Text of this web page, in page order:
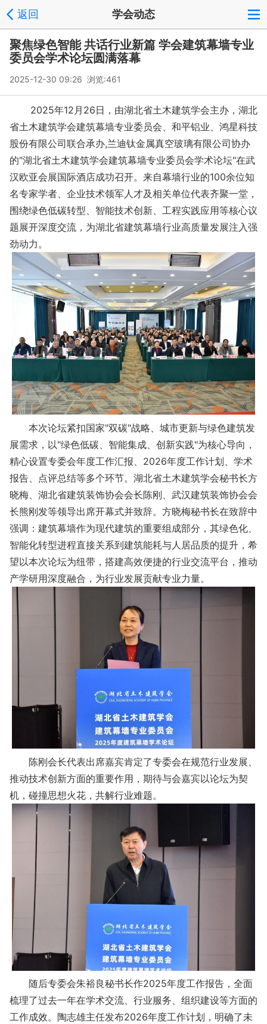
返回 学会动态
聚焦绿色智能 共话行业新篇 学会建筑幕墙专业
委员会学术论坛圆满落幕
2025-12-30 09:26 浏览:461
2025年12月26日，由湖北省土木建筑学会主办，湖北
省土木建筑学会建筑幕墙专业委员会、和平铝业、鸿星科技
股份有限公司联合承办,兰迪钛金属真空玻璃有限公司协办
的"湖北省土木建筑学会建筑幕墙专业委员会学术论坛"在武
汉欧亚会展国际酒店成功召开。来自幕墙行业的100余位知
名专家学者、企业技术领军人才及相关单位代表齐聚一堂，
围绕绿色低碳转型、智能技术创新、工程实践应用等核心议
题展开深度交流，为湖北省建筑幕墙行业高质量发展注入强
劲动力。
本次论坛紧扣国家"双碳"战略、城市更新与绿色建筑发
展需求，以"绿色低碳、智能集成、创新实践"为核心导向，
精心设置专委会年度工作汇报、2026年度工作计划、学术
报告、点评总结等多个环节。湖北省土木建筑学会秘书长方
晓梅、湖北省建筑装饰协会会长陈刚、武汉建筑装饰协会会
长熊刚发等领导出席开幕式并致辞。方晓梅秘书长在致辞中
强调：建筑幕墙作为现代建筑的重要组成部分，其绿色化、
智能化转型进程直接关系到建筑能耗与人居品质的提升，希
望以本次论坛为纽带，搭建高效便捷的行业交流平台，推动
产学研用深度融合，为行业发展贡献专业力量。
陈刚会长代表出席嘉宾肯定了专委会在规范行业发展、
推动技术创新方面的重要作用，期待与会嘉宾以论坛为契
机，碰撞思想火花，共解行业难题。
随后专委会朱裕良秘书长作2025年度工作报告，全面
梳理了过去一年在学术交流、行业服务、组织建设等方面的
工作成效。陶志雄主任发布2026年度工作计划，明确了未